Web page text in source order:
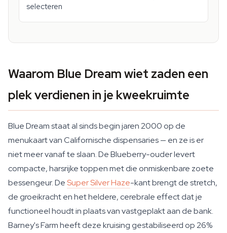
selecteren
Waarom Blue Dream wiet zaden een
plek verdienen in je kweekruimte
Blue Dream staat al sinds begin jaren 2000 op de
menukaart van Californische dispensaries — en ze is er
niet meer vanaf te slaan. De Blueberry-ouder levert
compacte, harsrijke toppen met die onmiskenbare zoete
bessengeur. DeSuper Silver Haze-kant brengt de stretch,
de groeikracht en het heldere, cerebrale effect dat je
functioneel houdt in plaats van vastgeplakt aan de bank.
Barney's Farm heeft deze kruising gestabiliseerd op 26%